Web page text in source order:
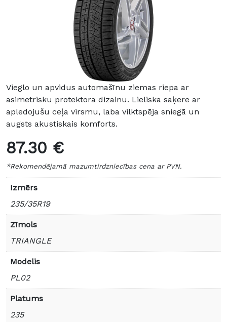
Vieglo un apvidus automašīnu ziemas riepa ar
asimetrisku protektora dizainu. Lieliska saķere ar
apledojušu ceļa virsmu, laba vilktspēja sniegā un
augsts akustiskais komforts.
87.30 €
*Rekomendējamā mazumtirdzniecības cena ar PVN.
Izmērs
235/35R19
Zīmols
TRIANGLE
Modelis
PL02
Platums
235